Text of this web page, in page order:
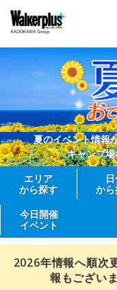
夏のイベント情報
キャンプ
エリア
から探す
か
今日開催
イベント
2026年情報へ順次
報もござい